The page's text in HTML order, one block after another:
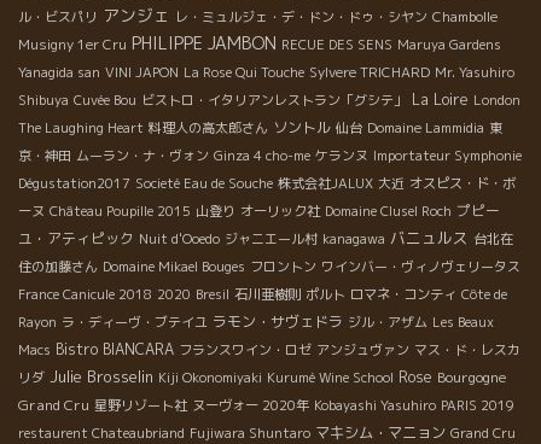
ル・ビスパリ アンジェ レ・ミュルジェ・デ・ドン・ドゥ・シヤン Chambolle
Musigny 1er Cru PHILIPPE JAMBON RECUE DES SENS Maruya Gardens
Yanagida san VINI JAPON La Rose Qui Touche Sylvere TRICHARD Mr. Yasuhiro
Shibuya Cuvée Bou ビストロ・イタリアンレストラン「グシテ」 La Loire London
The Laughing Heart 料理人の高太郎さん ソントル 仙台 Domaine Lammidia 東
京・神田 ムーラン・ナ・ヴォン Ginza 4 cho-me ケランヌ Importateur Symphonie
Dégustation2017 Societé Eau de Souche 株式会社JALUX 大近 オスピス・ド・ボ
ーヌ Château Poupille 2015 山登り オーリック社 Domaine Clusel Roch プピー
ユ・アティピック Nuit d'Ooedo ジャニエール村 kanagawa バニュルス 台北在
住の加藤さん Domaine Mikael Bouges フロントン ワインバー・ヴィノヴェリータス
France Canicule 2018 2020 Bresil 石川亜樹則 ポルト ロマネ・コンティ Côte de
Rayon ラ・ディーヴ・ブテイユ ラモン・サヴェドラ ジル・アザム Les Beaux
Macs Bistro BIANCARA フランスワイン・ロゼ アンジュヴァン マス・ド・レスカ
リダ Julie Brosselin Kiji Okonomiyaki Kurumé Wine School Rose Bourgogne
Grand Cru 星野リゾート社 ヌーヴォー 2020年 Kobayashi Yasuhiro PARIS 2019
restaurent Chateaubriand Fujiwara Shuntaro マキシム・マニョン Grand Cru